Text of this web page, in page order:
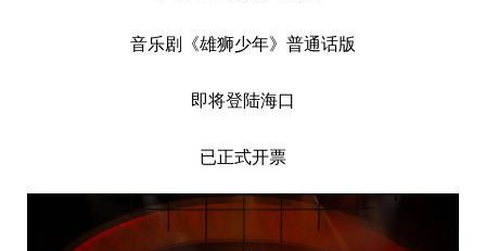
音乐剧《雄狮少年》普通话版
即将登陆海口
已正式开票